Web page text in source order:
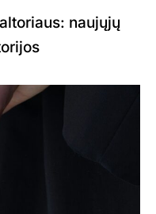
naujųjų